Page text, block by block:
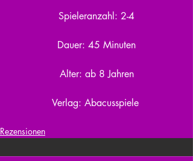
Spieleranzahl: 2-4
Dauer: 45 Minuten
Alter: ab 8 Jahren
Verlag: Abacusspiele
Rezensionen